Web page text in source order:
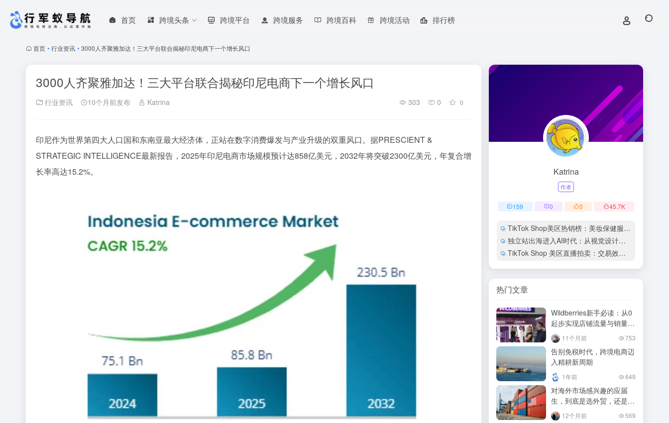
首页 跨境头条 跨境平台 跨境服务 跨境百科 跨境活动 排行榜
首页 • 行业资讯 • 3000人齐聚雅加达！三大平台联合揭秘印尼电商下一个增长风口
3000人齐聚雅加达！三大平台联合揭秘印尼电商下一个增长风口
行业资讯 10个月前发布 Katrina 303 0 0
印尼作为世界第四大人口国和东南亚最大经济体，正站在数字消费爆发与产业升级的双重风口。据PRESCIENT &
STRATEGIC INTELLIGENCE最新报告，2025年印尼电商市场规模预计达858亿美元，2032年将突破2300亿美元，年复合增
长率高达15.2%。
Katrina
作者
159 0 0 45.7K
TikTok Shop美区热销榜：美妆保健服饰占67%销售额
独立站出海进入AI时代：从视觉设计到网站上线的实践路径
TikTok Shop 美区直播拍卖：交易效率是普通直播的4倍
热门文章
Wildberries新手必读：从0
起步实现店铺流量与销量双
增长！11个月前 753
告别免税时代，跨境电商迈
入精耕新周期
1年前 649
对海外市场感兴趣的应届
生，到底是选外贸，还是选
跨境？12个月前 569